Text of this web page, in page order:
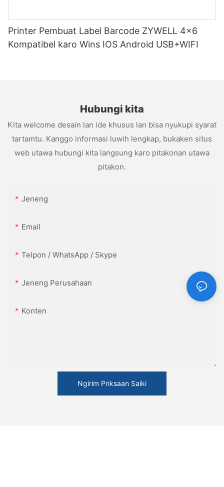
Printer Pembuat Label Barcode ZYWELL 4x6
Kompatibel karo Wins IOS Android USB+WIFI
Hubungi kita
Kita welcome desain lan ide khusus lan bisa nyukupi syarat
tartamtu. Kanggo informasi luwih lengkap, bukaken situs
web utawa hubungi kita langsung karo pitakonan utawa
pitakon.
Jeneng
Email
Telpon / WhatsApp / Skype
Jeneng Perusahaan
Konten
Ngirim Priksaan Saiki